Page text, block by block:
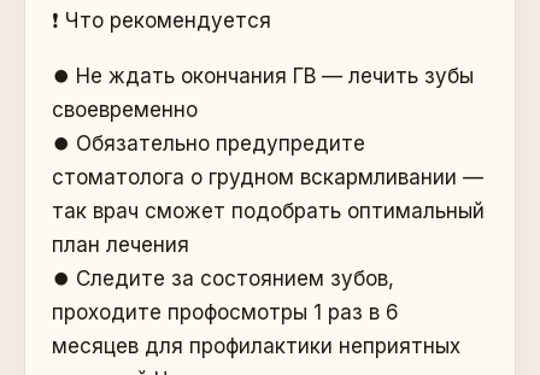
❗️ Что рекомендуется
⏺️ Не ждать окончания ГВ — лечить зубы
своевременно
⏺️ Обязательно предупредите
стоматолога о грудном вскармливании —
так врач сможет подобрать оптимальный
план лечения
⏺️ Следите за состоянием зубов,
проходите профосмотры 1 раз в 6
месяцев для профилактики неприятных